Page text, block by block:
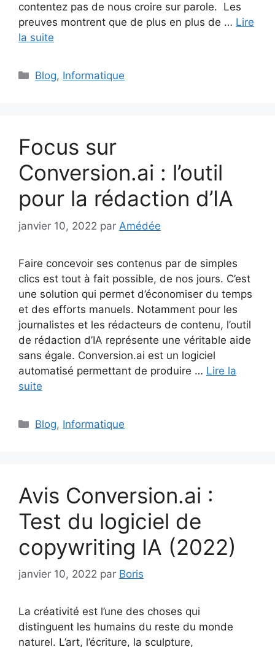
contentez pas de nous croire sur parole. Les
preuves montrent que de plus en plus de … Lire
la suite
Catégories
Blog, Informatique
Focus sur
Conversion.ai : l’outil
pour la rédaction d’IA
janvier 10, 2022 par Amédée
Faire concevoir ses contenus par de simples
clics est tout à fait possible, de nos jours. C’est
une solution qui permet d’économiser du temps
et des efforts manuels. Notamment pour les
journalistes et les rédacteurs de contenu, l’outil
de rédaction d’IA représente une véritable aide
sans égale. Conversion.ai est un logiciel
automatisé permettant de produire … Lire la
suite
Catégories
Blog, Informatique
Avis Conversion.ai :
Test du logiciel de
copywriting IA (2022)
janvier 10, 2022 par Boris
La créativité est l’une des choses qui
distinguent les humains du reste du monde
naturel. L’art, l’écriture, la sculpture,